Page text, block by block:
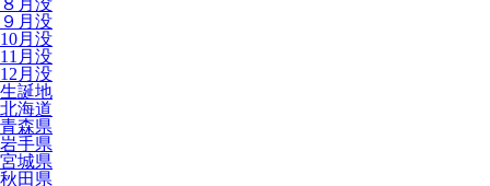
８月没
９月没
10月没
11月没
12月没
生誕地
北海道
青森県
岩手県
宮城県
秋田県